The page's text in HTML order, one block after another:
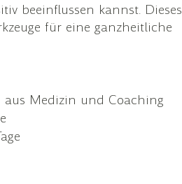
beeinflussen kannst. Dieses
für eine ganzheitliche
aus Medizin und Coaching